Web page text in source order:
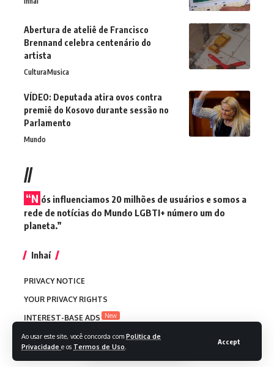
Ao usar este site, você concorda com Politica de
Privacidade e os Termos de Uso
Accept
Abertura de ateliê de Francisco
Brennand celebra centenário do
artista
CulturaMusica
VÍDEO: Deputada atira ovos contra
premiê do Kosovo durante sessão no
Parlamento
Mundo
//
“N ós influenciamos 20 milhões de usuários e somos a
rede de notícias do Mundo LGBTI+ número um do
planeta.”
Inhaí
PRIVACY NOTICE
YOUR PRIVACY RIGHTS
INTEREST-BASE ADS
New
TERMS OF USE